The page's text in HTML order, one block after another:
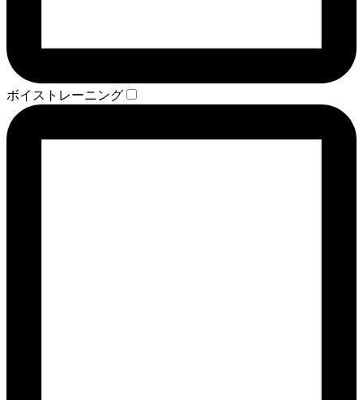
ボイストレーニング